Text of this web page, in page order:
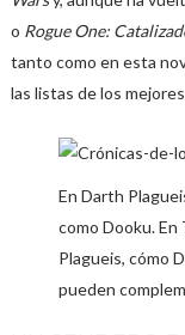
o Rogue One:
tanto como en esta
las listas de los
En Darth
como Dooku. En
Plagueis, cómo
pueden